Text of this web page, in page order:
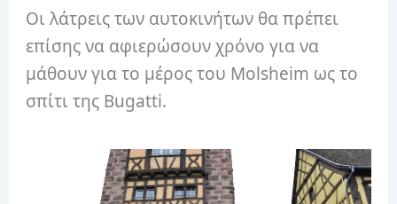
Οι λάτρεις των αυτοκινήτων θα πρέπει
επίσης να αφιερώσουν χρόνο για να
μάθουν για το μέρος του Molsheim ως το
σπίτι της Bugatti.